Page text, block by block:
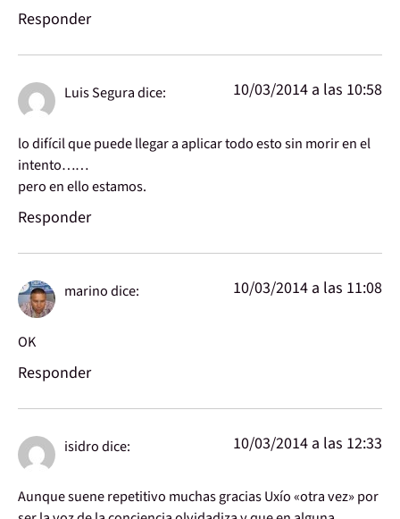
Responder
Luis Seguradice: 10/03/2014 a las 10:58
lo difícil que puede llegar a aplicar todo esto sin morir en el
intento……
pero en ello estamos.
Responder
marinodice: 10/03/2014 a las 11:08
OK
Responder
isidrodice: 10/03/2014 a las 12:33
Aunque suene repetitivo muchas gracias Uxío «otra vez» por